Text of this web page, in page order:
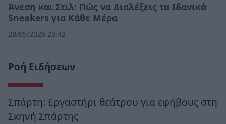
Άνεση και Στιλ: Πώς να Διαλέξεις τα Ιδανικά
Sneakers για Κάθε Μέρα
28/05/2026 20:42
Ροή Ειδήσεων
Σπάρτη: Εργαστήρι θεάτρου για εφήβους στη
Σκηνή Σπάρτης